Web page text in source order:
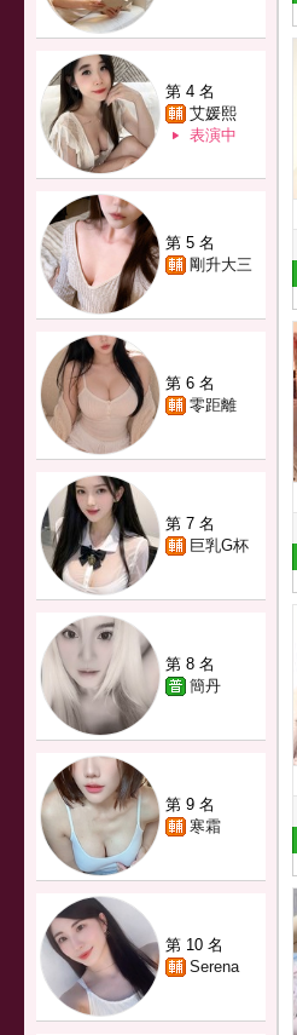
第 4 名
艾媛熙
表演中
第 5 名
剛升大三
第 6 名
零距離
第 7 名
巨乳G杯
第 8 名
簡丹
第 9 名
寒霜
第 10 名
Serena